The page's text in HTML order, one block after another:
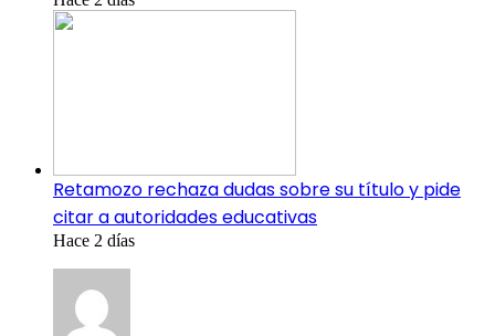
Retamozo rechaza dudas sobre su título y pide
citar a autoridades educativas
Hace 2 días